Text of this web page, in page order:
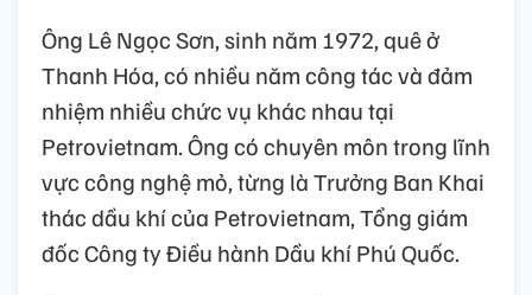
Ông Lê Ngọc Sơn, sinh năm 1972, quê ở
Thanh Hóa, có nhiều năm công tác và đảm
nhiệm nhiều chức vụ khác nhau tại
Petrovietnam. Ông có chuyên môn trong lĩnh
vực công nghệ mỏ, từng là Trưởng Ban Khai
thác dầu khí của Petrovietnam, Tổng giám
đốc Công ty Điều hành Dầu khí Phú Quốc.